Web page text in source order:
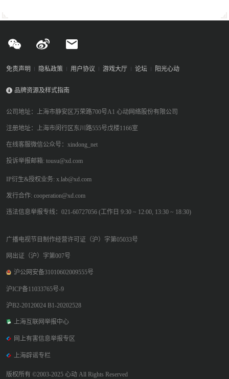
免责声明 隐私政策 用户协议 游戏大厅 论坛 阳光心动
品牌资源及样式指南
公司地址：上海市静安区万荣路700号A1 心动网络股份有限公司
注册地址：上海市闵行区东川路555号戊楼1166室
在线客服微信公众号：xindong_net
投诉举报邮箱: tousu@xd.com
IP衍生&授权业务: x.lab@xd.com
发行合作: cooperation@xd.com
违法信息举报专线：021-60727056 (工作日 9:30 ~ 12:00, 13:30 ~ 18:30)
广播电视节目制作经营许可证（沪）字第05033号
网出证（沪）字第007号
沪公网安备31010602009555号
沪ICP备11033765号-9
沪B2-20120024 B1-20202528
上海互联网举报中心
网上有害信息举报专区
上海辟谣专栏
版权所有 ©2003-2025 心动 All Rights Reserved